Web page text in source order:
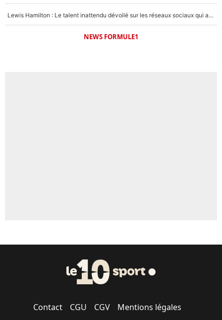
Lewis Hamilton : Le talent inattendu dévoilé sur les réseaux sociaux qui a impressionné Kim Kardashian pendant leurs vacances en amoureux !
NEWS FORMULE1
Contact CGU CGV Mentions légales